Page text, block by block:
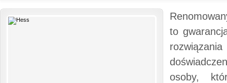
to
rozwiązania
osoby,